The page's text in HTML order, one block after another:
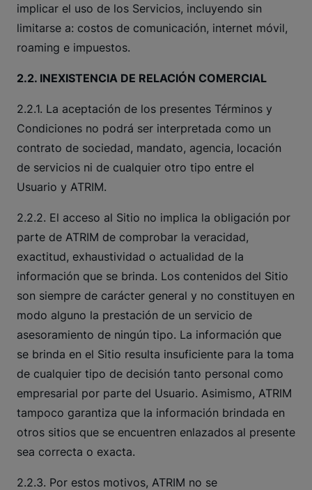
implicar el uso de los Servicios, incluyendo sin
limitarse a: costos de comunicación, internet móvil,
roaming e impuestos.
2.2. INEXISTENCIA DE RELACIÓN COMERCIAL
2.2.1. La aceptación de los presentes Términos y
Condiciones no podrá ser interpretada como un
contrato de sociedad, mandato, agencia, locación
de servicios ni de cualquier otro tipo entre el
Usuario y ATRIM.
2.2.2. El acceso al Sitio no implica la obligación por
parte de ATRIM de comprobar la veracidad,
exactitud, exhaustividad o actualidad de la
información que se brinda. Los contenidos del Sitio
son siempre de carácter general y no constituyen en
modo alguno la prestación de un servicio de
asesoramiento de ningún tipo. La información que
se brinda en el Sitio resulta insuficiente para la toma
de cualquier tipo de decisión tanto personal como
empresarial por parte del Usuario. Asimismo, ATRIM
tampoco garantiza que la información brindada en
otros sitios que se encuentren enlazados al presente
sea correcta o exacta.
2.2.3. Por estos motivos, ATRIM no se